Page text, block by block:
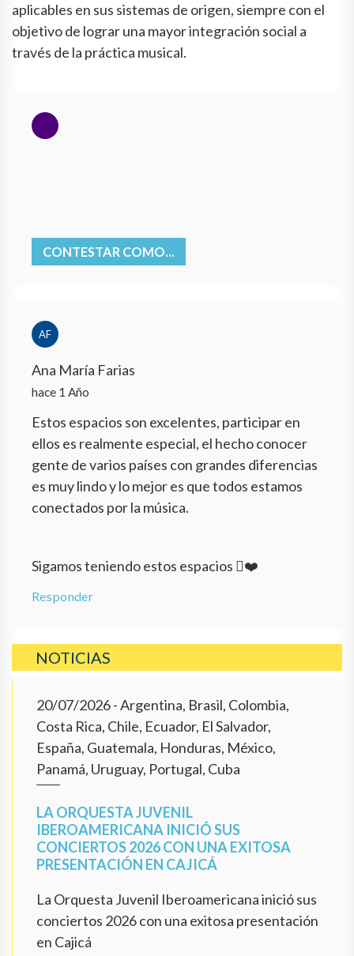
aplicables en sus sistemas de origen, siempre con el
objetivo de lograr una mayor integración social a
través de la práctica musical.
CONTESTAR COMO...
AF
Ana María Farias
hace 1 Año
Estos espacios son excelentes, participar en
ellos es realmente especial, el hecho conocer
gente de varios países con grandes diferencias
es muy lindo y lo mejor es que todos estamos
conectados por la música.
Sigamos teniendo estos espacios ❤️
Responder
NOTICIAS
20/07/2026- Argentina, Brasil, Colombia,
Costa Rica, Chile, Ecuador, El Salvador,
España, Guatemala, Honduras, México,
Panamá, Uruguay, Portugal, Cuba
LA ORQUESTA JUVENIL
IBEROAMERICANA INICIÓ SUS
CONCIERTOS 2026 CON UNA EXITOSA
PRESENTACIÓN EN CAJICÁ
La Orquesta Juvenil Iberoamericana inició sus
conciertos 2026 con una exitosa presentación
en Cajicá